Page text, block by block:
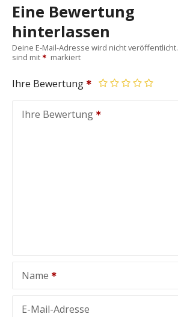
Eine Bewertung
hinterlassen
Deine E-Mail-Adresse wird nicht veröffentlicht.
sind mit
markiert
Ihre Bewertung
Ihre Bewertung
Name
E-Mail-Adresse